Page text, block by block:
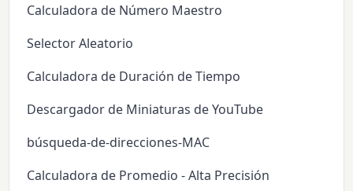
Calculadora de Número Maestro
Selector Aleatorio
Calculadora de Duración de Tiempo
Descargador de Miniaturas de YouTube
búsqueda-de-direcciones-MAC
Calculadora de Promedio - Alta Precisión